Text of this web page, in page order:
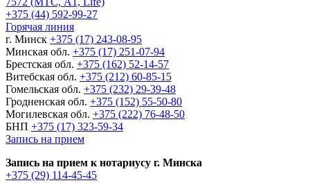
+375 (44) 592-99-27
Горячая линия
г. Минск +375 (17) 243-08-95
Минская обл. +375 (17) 251-07-94
Брестская обл. +375 (162) 52-14-57
Витебская обл. +375 (212) 60-85-15
Гомельская обл. +375 (232) 29-39-48
Гродненская обл. +375 (152) 55-50-80
Могилевская обл. +375 (222) 76-48-50
БНП +375 (17) 323-59-34
Запись на прием
Запись на прием к нотариусу г. Минска
+375 (29) 114-45-45